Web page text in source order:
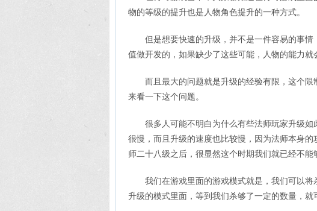
物的等级的提升也是人物角色提升的一种方式。
但是想要快速的升级，并不是一件容易的事
值做开发的，如果缺少了这些可能，人物的能力就
而且最大的问题就是升级的经验有限，这个
来看一下这个问题。
很多人可能不明白为什么有些法师玩家升级
很慢，而且升级的速度也比较慢，因为法师本身
师二十八级之后，很显然这个时期我们就已经不能
我们在游戏里面的游戏模式就是，我们可以
升级的模式里面，等到我们杀够了一定的数量，就